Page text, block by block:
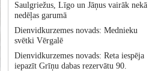
Saulgriežus, Līgo un Jāņus vairāk nekā
nedēļas garumā
Dienvidkurzemes novads: Mednieku
svētki Vērgalē
Dienvidkurzemes novads: Reta iespēja
iepazīt Grīņu dabas rezervātu 90.